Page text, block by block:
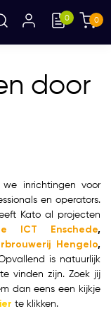
0 0
door
inrichtingen voor
en operators.
Kato al projecten
ICT Enschede,
Hengelo,
is natuurlijk
vinden zijn. Zoek jij
dan eens een kijkje
te klikken.